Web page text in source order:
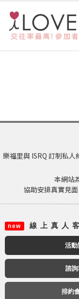
樂福里與 ISRQ 訂制私人
本網站
協助安排真實見
new 線 上 真 人
活動
諮
排約